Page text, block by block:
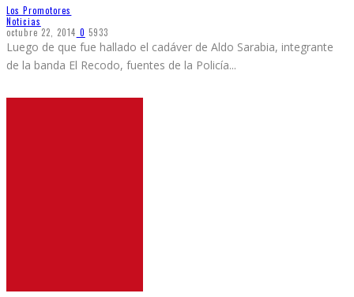
Los Promotores
Noticias
octubre 22, 2014 0 5933
Luego de que fue hallado el cadáver de Aldo Sarabia, integrante
de la banda El Recodo, fuentes de la Policía...